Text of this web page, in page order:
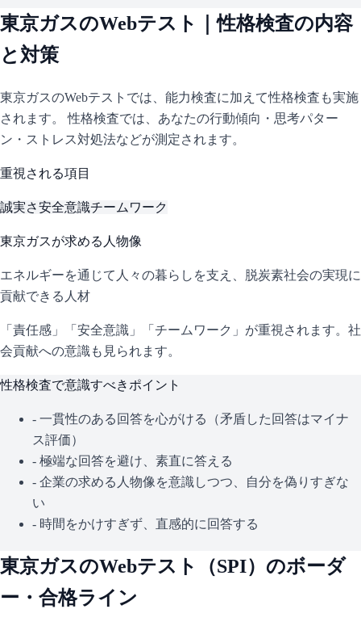
東京ガスのWebテスト｜性格検査の内容
と対策
東京ガスのWebテストでは、能力検査に加えて性格検査も実施
されます。 性格検査では、あなたの行動傾向・思考パター
ン・ストレス対処法などが測定されます。
重視される項目
誠実さ安全意識チームワーク
東京ガスが求める人物像
エネルギーを通じて人々の暮らしを支え、脱炭素社会の実現に
貢献できる人材
「責任感」「安全意識」「チームワーク」が重視されます。社
会貢献への意識も見られます。
性格検査で意識すべきポイント
- 一貫性のある回答を心がける（矛盾した回答はマイナ
ス評価）
- 極端な回答を避け、素直に答える
- 企業の求める人物像を意識しつつ、自分を偽りすぎな
い
- 時間をかけすぎず、直感的に回答する
東京ガスのWebテスト（SPI）のボーダ
ー・合格ライン